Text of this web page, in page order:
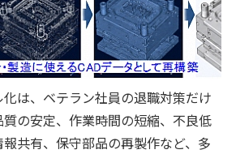
は、ベテラン社員の退職対策だけ
の安定、作業時間の短縮、不良低
共有、保守部品の再製作など、多